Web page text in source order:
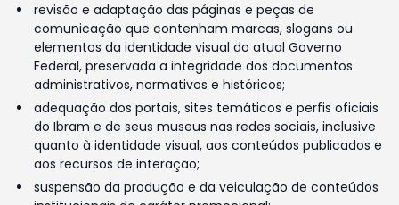
revisão e adaptação das páginas e peças de
comunicação que contenham marcas, slogans ou
elementos da identidade visual do atual Governo
Federal, preservada a integridade dos documentos
administrativos, normativos e históricos;
adequação dos portais, sites temáticos e perfis oficiais
do Ibram e de seus museus nas redes sociais, inclusive
quanto à identidade visual, aos conteúdos publicados e
aos recursos de interação;
suspensão da produção e da veiculação de conteúdos